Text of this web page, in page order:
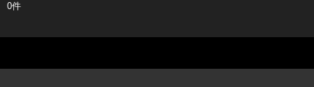
0件